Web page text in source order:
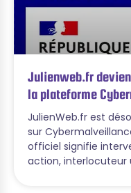
Julienweb.fr
la plateforme
JulienWeb.fr est
sur
officiel signifie
action, interlocuteur